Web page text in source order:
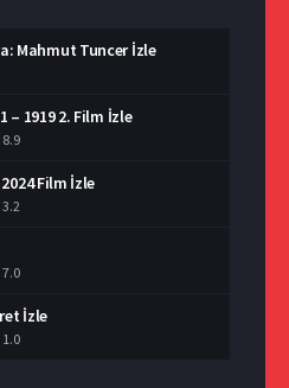
Mahmut Tuncer İzle
– 1919 2. Film İzle
8.9
Film İzle
3.2
7.0
İzle
1.0